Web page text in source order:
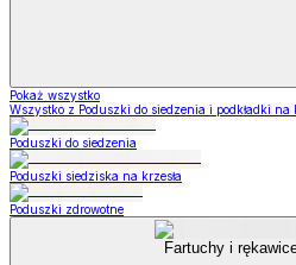
Pokaż wszystko
Wszystko z Poduszki do siedzenia i podkładki na
Poduszki do siedzenia
Poduszki siedziska na krzesła
Poduszki zdrowotne
Fartuchy i